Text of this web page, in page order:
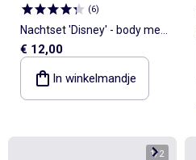
(6)
Nachtset 'Disney' - body met
volantmouwtjes + short
€ 12,00
In winkelmandje
1/2